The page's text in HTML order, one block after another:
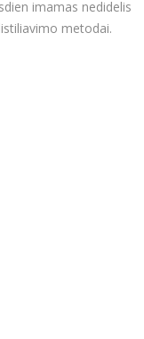
imamas nedidelis
metodai.